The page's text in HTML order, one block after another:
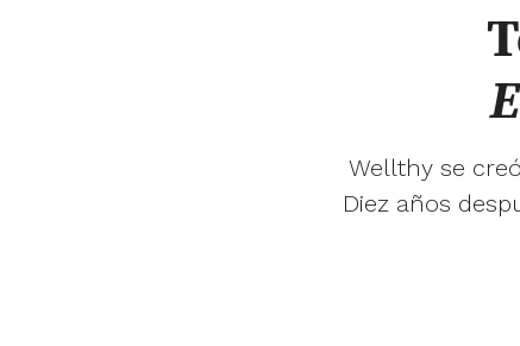
Wellthy se
Diez años